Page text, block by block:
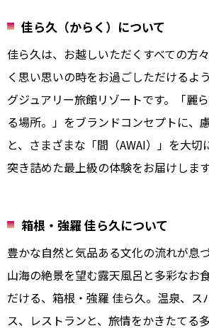
佳ら久（からく）について
佳ら久は、お越しいただくすべての方
く思い思いの時をお過ごしただけるよ
グジュアリー旅館リゾートです。「麗
る場所。」をブランドコンセプトに、
と、さまざまな「間（AWAI）」を大切
突き詰めた最上級の体験をお届けします
箱根・強羅 佳ら久について
豊かな自然と気品ある文化の流れが息
山海の絶景を望む露天風呂と多彩なお
だける、箱根・強羅 佳ら久。温泉、ス
ス、レストランと、旅情をかきたてる